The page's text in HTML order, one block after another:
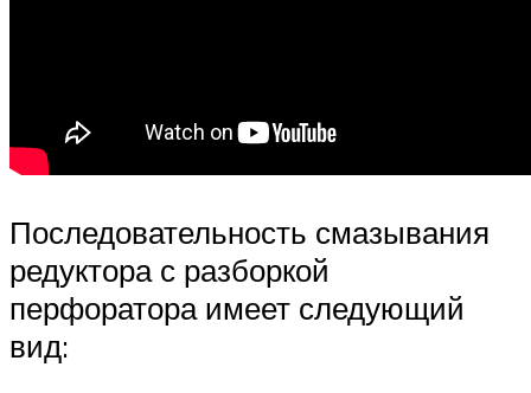
Последовательность смазывания
редуктора с разборкой
перфоратора имеет следующий
вид: